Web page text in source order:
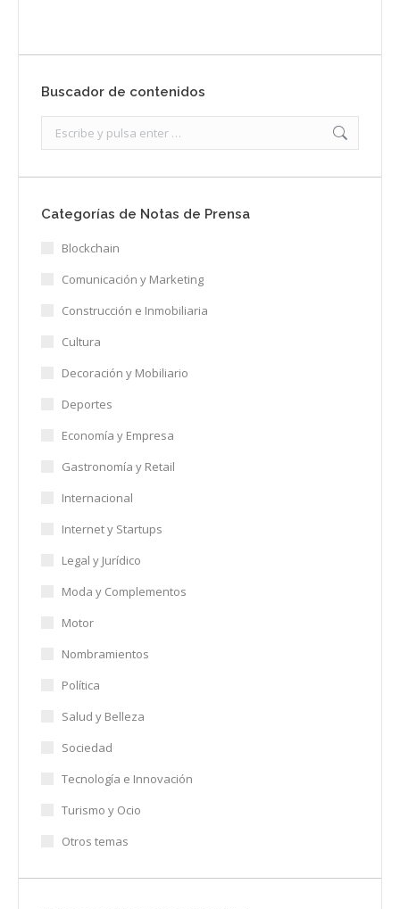
Buscador de contenidos
Categorías de Notas de Prensa
Blockchain
Comunicación y Marketing
Construcción e Inmobiliaria
Cultura
Decoración y Mobiliario
Deportes
Economía y Empresa
Gastronomía y Retail
Internacional
Internet y Startups
Legal y Jurídico
Moda y Complementos
Motor
Nombramientos
Política
Salud y Belleza
Sociedad
Tecnología e Innovación
Turismo y Ocio
Otros temas